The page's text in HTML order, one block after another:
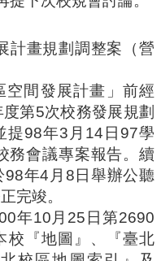
計畫規劃調整案（營
空間發展計畫」前經
第5次校務發展規劃
提98年3 月 14 日 97學
務會議專案報告。續
98年4 月 8 日舉辦公聽
完竣。
年10 月 25 日第2690
校『地圖』、『臺北